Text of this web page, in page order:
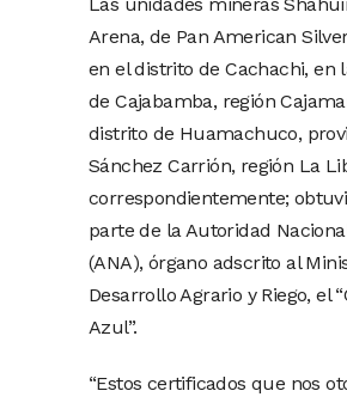
Las unidades mineras
Arena, de Pan American
en el distrito de Cachachi, en
de Cajabamba, región
distrito de Huamachuco,
Sánchez Carrión, región La
correspondientemente;
parte de la Autoridad
(ANA), órgano adscrito al
Desarrollo Agrario y Riego, el
Azul”.
“Estos certificados que nos